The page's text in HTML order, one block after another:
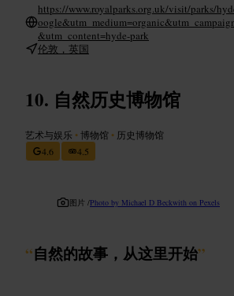
https://www.royalparks.org.uk/visit/parks/
&utm_content=hyde-park
伦敦，英国
自然历史博物馆
艺术与娱乐 •博物馆 • 历史博物馆
4.6
4.5
图片 /Photo by Michael D Beckwith on Pexels
“自然的故事，从这里开始”